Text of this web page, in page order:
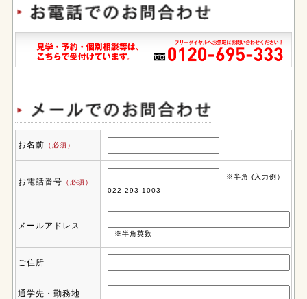
お名前 （必須）
お電話番号 （必須）
※半角 (入力例）
022-293-1003
メールアドレス
※半角英数
ご住所
通学先・勤務地